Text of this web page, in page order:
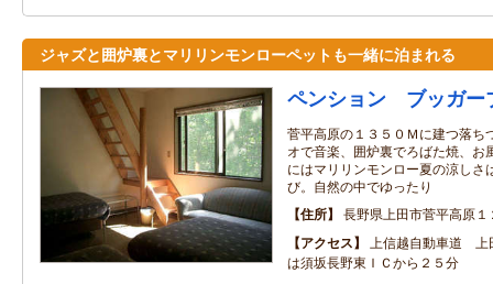
ジャズと囲炉裏とマリリンモンローペットも一緒に泊まれる
ペンション ブッガー
菅平高原の１３５０Ｍに建つ落ち
オで音楽、囲炉裏でろばた焼、お
にはマリリンモンロー夏の涼しさ
び。自然の中でゆったり
住所
長野県上田市菅平高原１
アクセス
上信越自動車道
は須坂長野東ＩＣから２５分